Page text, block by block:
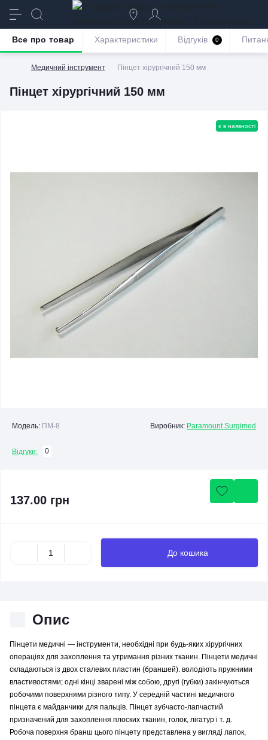
якість та бездоганне
обслуговування
Медичний інструмент Пінцет хірургічний 150 мм
Пінцет хірургічний 150 мм
Все про товар Характеристики Відгуків 0
є в наявності
Модель: ПМ-8 Виробник: Paramount Surgimed
Відгуки: 0
137.00 грн
До кошика
Опис
Пінцети медичні — інструменти, необхідні при будь-яких хірургічних
операціях для захоплення та утримання різних тканин. Пінцети медичні
складаються із двох сталевих пластин (браншей). володіють пружними
властивостями; одні кінці зварені між собою, другі (губки) закінчуються
робочими поверхнями різного типу. У середній частині медичного
пінцета є майданчики для пальців. Пінцет зубчасто-лапчастий
призначений для захоплення плоских тканин, голок, лігатур і т. д.
Робоча поверхня бранш цього пінцету представлена у вигляді лапок,